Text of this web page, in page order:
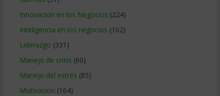
Innovacion en los Negocios (224)
Inteligencia en los negocios (102)
Liderazgo (331)
Manejo de crisis (60)
Manejo del estrés (85)
Motivacion (164)